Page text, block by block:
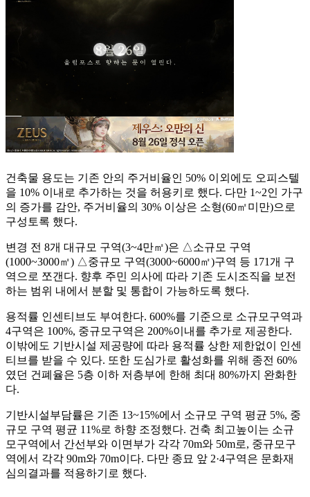
건축물 용도는 기존 안의 주거비율인 50% 이외에도 오피스텔
을 10% 이내로 추가하는 것을 허용키로 했다. 다만 1~2인 가구
의 증가를 감안, 주거비율의 30% 이상은 소형(60㎡미만)으로
구성토록 했다.
변경 전 8개 대규모 구역(3~4만㎡)은 △소규모 구역
(1000~3000㎡) △중규모 구역(3000~6000㎡)구역 등 171개 구
역으로 쪼갠다. 향후 주민 의사에 따라 기존 도시조직을 보전
하는 범위 내에서 분할 및 통합이 가능하도록 했다.
용적률 인센티브도 부여한다. 600%를 기준으로 소규모구역과
4구역은 100%, 중규모구역은 200%이내를 추가로 제공한다.
이밖에도 기반시설 제공량에 따라 용적률 상한 제한없이 인센
티브를 받을 수 있다. 또한 도심가로 활성화를 위해 종전 60%
였던 건폐율은 5층 이하 저층부에 한해 최대 80%까지 완화한
다.
기반시설부담률은 기존 13~15%에서 소규모 구역 평균 5%, 중
규모 구역 평균 11%로 하향 조정했다. 건축 최고높이는 소규
모구역에서 간선부와 이면부가 각각 70m와 50m로, 중규모구
역에서 각각 90m와 70m이다. 다만 종묘 앞 2·4구역은 문화재
심의결과를 적용하기로 했다.